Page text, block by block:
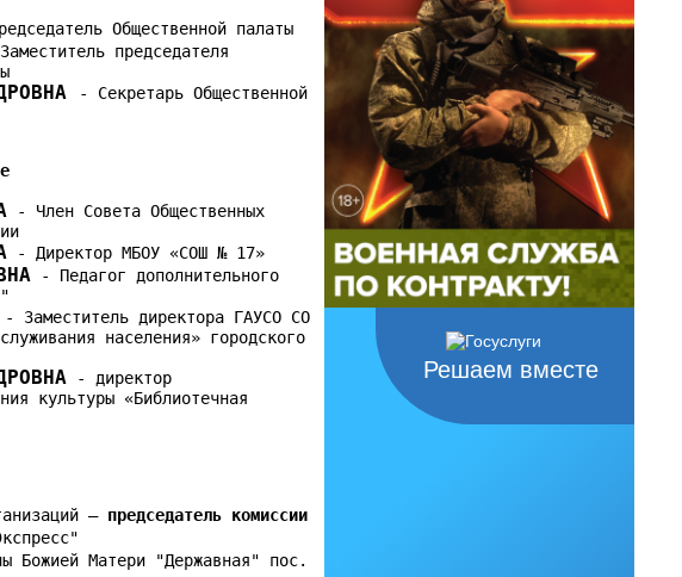
Решаем вместе
Общественной палаты
председателя
- Секретарь Общественной
- Член Совета Общественных
- Директор МБОУ «СОШ № 17»
- Педагог дополнительного
- Заместитель директора ГАУСО СО
населения» городского
- директор
культуры «Библиотечная
– председатель комиссии
Божией Матери "Державная" пос.